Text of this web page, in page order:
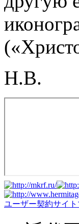
Н.В.
ユーザー契約サイ